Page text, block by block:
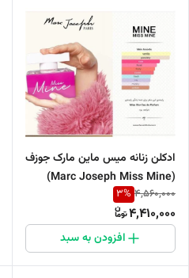
ادکلن زنانه میس ماین مارک جوزف
(Marc Joseph Miss Mine)
4,560,000
3%
4,410,000
افزودن به سبد